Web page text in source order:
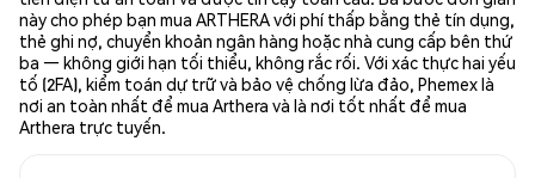
này cho phép bạn mua ARTHERA với phí thấp bằng thẻ tín dụng,
thẻ ghi nợ, chuyển khoản ngân hàng hoặc nhà cung cấp bên thứ
ba — không giới hạn tối thiểu, không rắc rối. Với xác thực hai yếu
tố (2FA), kiểm toán dự trữ và bảo vệ chống lừa đảo, Phemex là
nơi an toàn nhất để mua Arthera và là nơi tốt nhất để mua
Arthera trực tuyến.